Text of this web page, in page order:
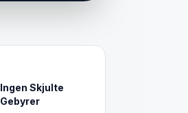
Ingen Skjulte
Gebyrer